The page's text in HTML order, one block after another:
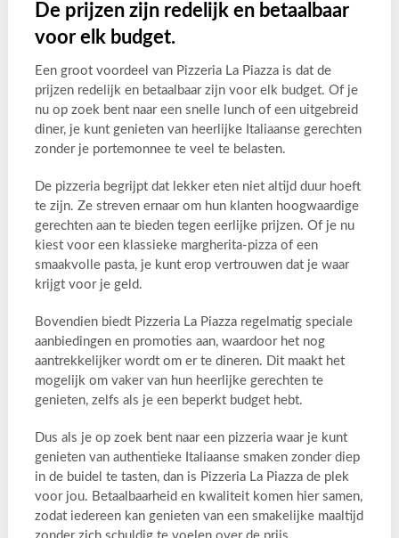
De prijzen zijn redelijk en betaalbaar
voor elk budget.
Een groot voordeel van Pizzeria La Piazza is dat de
prijzen redelijk en betaalbaar zijn voor elk budget. Of je
nu op zoek bent naar een snelle lunch of een uitgebreid
diner, je kunt genieten van heerlijke Italiaanse gerechten
zonder je portemonnee te veel te belasten.
De pizzeria begrijpt dat lekker eten niet altijd duur hoeft
te zijn. Ze streven ernaar om hun klanten hoogwaardige
gerechten aan te bieden tegen eerlijke prijzen. Of je nu
kiest voor een klassieke margherita-pizza of een
smaakvolle pasta, je kunt erop vertrouwen dat je waar
krijgt voor je geld.
Bovendien biedt Pizzeria La Piazza regelmatig speciale
aanbiedingen en promoties aan, waardoor het nog
aantrekkelijker wordt om er te dineren. Dit maakt het
mogelijk om vaker van hun heerlijke gerechten te
genieten, zelfs als je een beperkt budget hebt.
Dus als je op zoek bent naar een pizzeria waar je kunt
genieten van authentieke Italiaanse smaken zonder diep
in de buidel te tasten, dan is Pizzeria La Piazza de plek
voor jou. Betaalbaarheid en kwaliteit komen hier samen,
zodat iedereen kan genieten van een smakelijke maaltijd